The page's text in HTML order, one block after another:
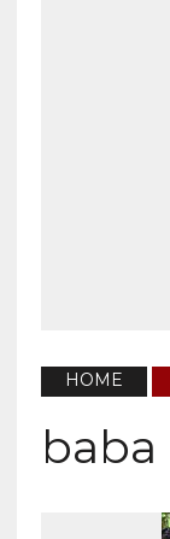
HOME